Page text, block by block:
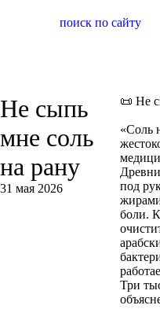
поиск по сайту
Не сыпь
мне соль
на рану
31 мая 2026
📜 Не
«Соль
под
боли.
Три